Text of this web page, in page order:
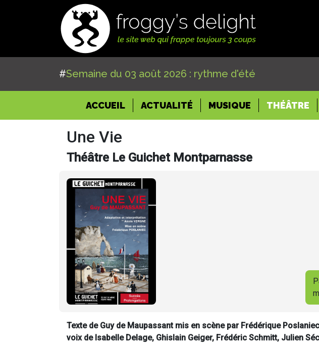
#Semaine du 03 août 2026 : rythme d'été
ACCUEIL(CURRENT)
ACTUALITÉ MUSIQUE THÉÂTRE
Une Vie
Théâtre Le Guichet Montparnasse
Texte de Guy de Maupassant mis en scène par Frédérique
voix de Isabelle Delage, Ghislain Geiger, Frédéric Schmitt, Julien